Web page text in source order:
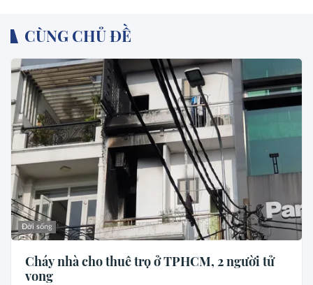
CÙNG CHỦ ĐỀ
Đời sống
Cháy nhà cho thuê trọ ở TPHCM, 2 người tử
vong